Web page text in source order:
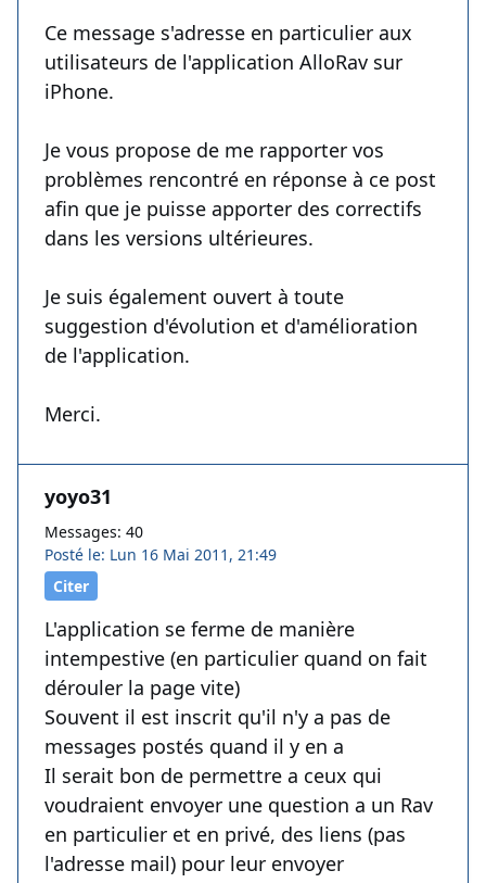
Ce message s'adresse en particulier aux
utilisateurs de l'application AlloRav sur
iPhone.
Je vous propose de me rapporter vos
problèmes rencontré en réponse à ce post
afin que je puisse apporter des correctifs
dans les versions ultérieures.
Je suis également ouvert à toute
suggestion d'évolution et d'amélioration
de l'application.
Merci.
yoyo31
Messages: 40
Posté le: Lun 16 Mai 2011, 21:49
Citer
L'application se ferme de manière
intempestive (en particulier quand on fait
dérouler la page vite)
Souvent il est inscrit qu'il n'y a pas de
messages postés quand il y en a
Il serait bon de permettre a ceux qui
voudraient envoyer une question a un Rav
en particulier et en privé, des liens (pas
l'adresse mail) pour leur envoyer